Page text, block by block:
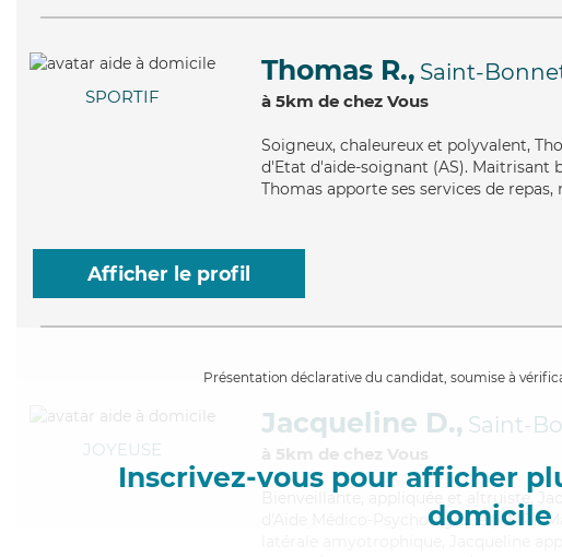
SPORTIF
Thomas R., Saint-
à 5km de chez Vous
Soigneux, chaleureux et polyvalent,
d'Etat d'aide-soignant (AS).
Thomas apporte ses services de
Afficher le profil
Présentation déclarative du candidat, soumise à
Inscrivez-vous pour afficher
domicile
JOYEUSE
Jacqueline D., Saint-
à 5km de chez Vous
Bienveillante
, appliquée et altruiste,
d'Aide Médico-Psychologique (AMP).